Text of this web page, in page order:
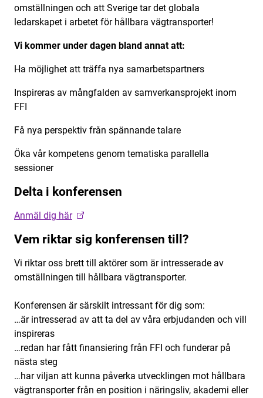
omställningen och att Sverige tar det globala
ledarskapet i arbetet för hållbara vägtransporter!
Vi kommer under dagen bland annat att:
Ha möjlighet att träffa nya samarbetspartners
Inspireras av mångfalden av samverkansprojekt inom
FFI
Få nya perspektiv från spännande talare
Öka vår kompetens genom tematiska parallella
sessioner
Delta i konferensen
Anmäl dig här
Vem riktar sig konferensen till?
Vi riktar oss brett till aktörer som är intresserade av
omställningen till hållbara vägtransporter.
Konferensen är särskilt intressant för dig som:
…är intresserad av att ta del av våra erbjudanden och vill
inspireras
…redan har fått finansiering från FFI och funderar på
nästa steg
…har viljan att kunna påverka utvecklingen mot hållbara
vägtransporter från en position i näringsliv, akademi eller